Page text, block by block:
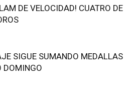
DE VELOCIDAD! CUATRO DE
SIGUE SUMANDO MEDALLAS
DOMINGO